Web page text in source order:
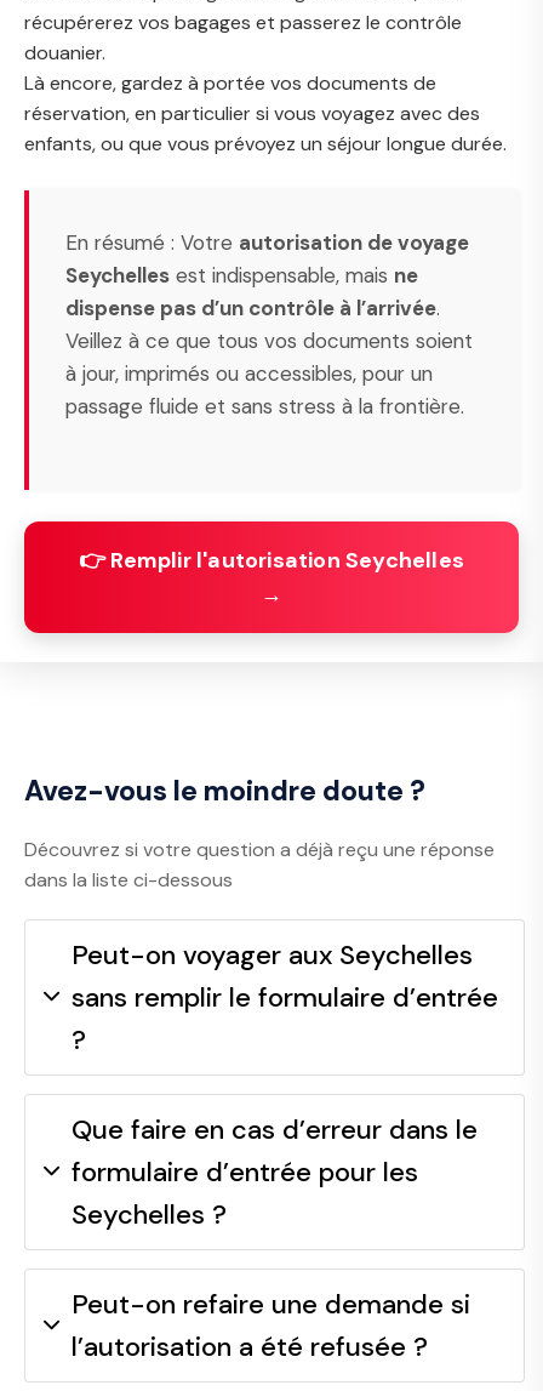
récupérerez vos bagages et passerez le contrôle
douanier.
Là encore, gardez à portée vos documents de
réservation, en particulier si vous voyagez avec des
enfants, ou que vous prévoyez un séjour longue durée.
En résumé : Votre autorisation de voyage
Seychelles est indispensable, mais ne
dispense pas d’un contrôle à l’arrivée.
Veillez à ce que tous vos documents soient
à jour, imprimés ou accessibles, pour un
passage fluide et sans stress à la frontière.
👉 Remplir l'autorisation Seychelles
→
Avez-vous le moindre doute ?
Découvrez si votre question a déjà reçu une réponse
dans la liste ci-dessous
Peut-on voyager aux Seychelles
sans remplir le formulaire d’entrée
?
Que faire en cas d’erreur dans le
formulaire d’entrée pour les
Seychelles ?
Peut-on refaire une demande si
l’autorisation a été refusée ?